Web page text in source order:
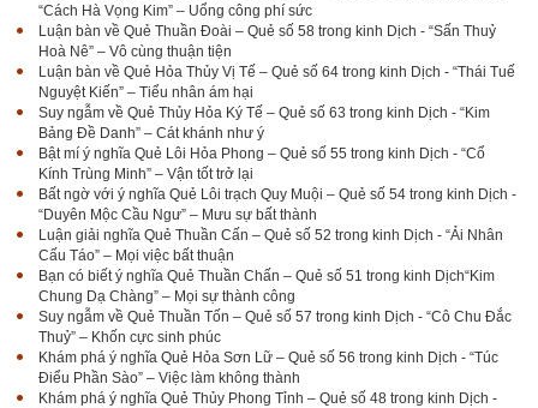
“Cách Hà Vọng Kim” – Uổng công phí sức
Luận bàn về Quẻ Thuần Đoài – Quẻ số 58 trong kinh Dịch - “Sấn Thuỷ
Hoà Nê” – Vô cùng thuận tiện
Luận bàn về Quẻ Hỏa Thủy Vị Tế – Quẻ số 64 trong kinh Dịch - “Thái Tuế
Nguyệt Kiến” – Tiểu nhân ám hại
Suy ngẫm về Quẻ Thủy Hỏa Ký Tế – Quẻ số 63 trong kinh Dịch - “Kim
Bảng Đề Danh” – Cát khánh như ý
Bật mí ý nghĩa Quẻ Lôi Hỏa Phong – Quẻ số 55 trong kinh Dịch - “Cổ
Kính Trùng Minh” – Vận tốt trở lại
Bất ngờ với ý nghĩa Quẻ Lôi trạch Quy Muội – Quẻ số 54 trong kinh Dịch -
“Duyên Mộc Cầu Ngư” – Mưu sự bất thành
Luận giải nghĩa Quẻ Thuần Cấn – Quẻ số 52 trong kinh Dịch - “Ải Nhân
Cấu Táo” – Mọi việc bất thuận
Bạn có biết ý nghĩa Quẻ Thuần Chấn – Quẻ số 51 trong kinh Dịch“Kim
Chung Dạ Chàng” – Mọi sự thành công
Suy ngẫm về Quẻ Thuần Tốn – Quẻ số 57 trong kinh Dịch - “Cô Chu Đắc
Thuỷ” – Khốn cực sinh phúc
Khám phá ý nghĩa Quẻ Hỏa Sơn Lữ – Quẻ số 56 trong kinh Dịch - “Túc
Điểu Phần Sào” – Việc làm không thành
Khám phá ý nghĩa Quẻ Thủy Phong Tỉnh – Quẻ số 48 trong kinh Dịch -